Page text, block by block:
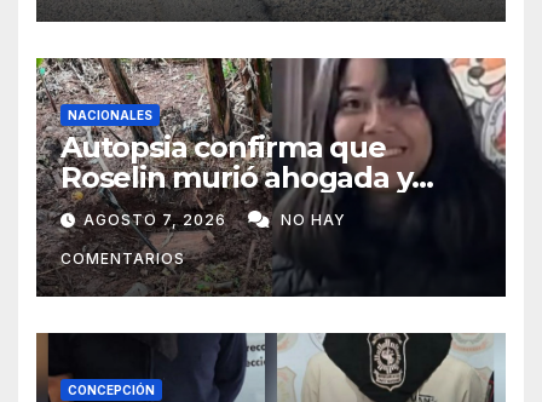
NACIONALES
Autopsia confirma que
Roselin murió ahogada y
luego sufrió una violenta
mutilación
AGOSTO 7, 2026 NO HAY
COMENTARIOS
CONCEPCIÓN